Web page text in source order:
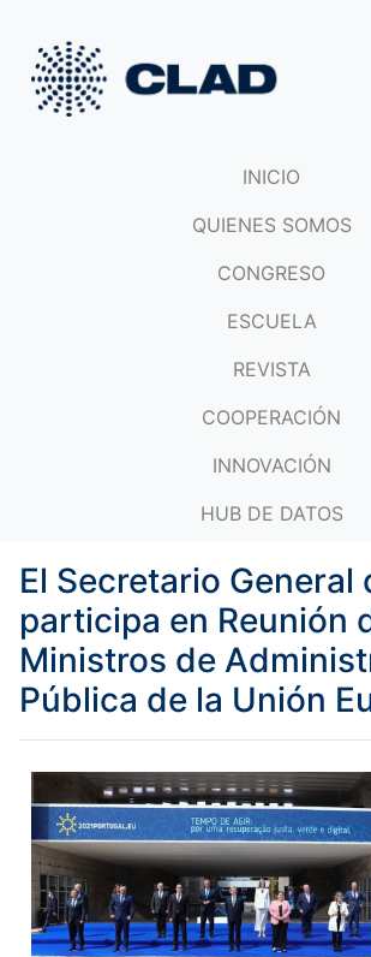
INICIO
QUIENES SOMOS
CONGRESO
ESCUELA
REVISTA
COOPERACIÓN
INNOVACIÓN
HUB DE DATOS
El Secretario General
participa en Reunión
Ministros de
Pública de la Unión